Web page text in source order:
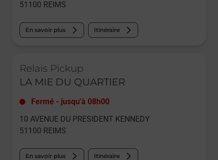
51100 REIMS
En savoir plus Itinéraire
Relais Pickup
LA MIE DU QUARTIER
Fermé - jusqu'à 08h00
10 AVENUE DU PRESIDENT KENNEDY
51100 REIMS
En savoir plus Itinéraire